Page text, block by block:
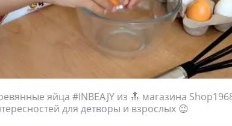
яйца #INBEAJY из 🔝 магазина
для детворы и взрослых 😉